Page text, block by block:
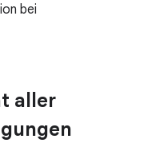
bei
aller